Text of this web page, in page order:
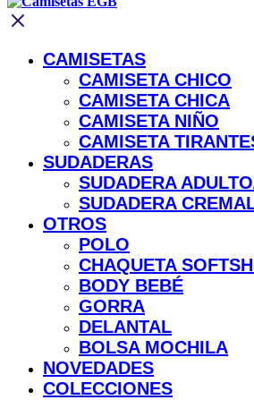
CAMISETAS
CAMISETA CHICO
CAMISETA CHICA
CAMISETA NIÑO
CAMISETA
SUDADERAS
SUDADERA
SUDADERA
OTROS
POLO
CHAQUETA
BODY BEBÉ
GORRA
DELANTAL
BOLSA MOCHILA
NOVEDADES
COLECCIONES